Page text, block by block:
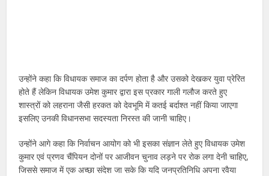
उन्होंने कहा कि विधायक समाज का दर्पण होता है और उसको देखकर युवा प्रेरित
होते हैं लेकिन विधायक उमेश कुमार द्वारा इस प्रकार गाली गलौज करते हुए
शास्त्रों को लहराना जैसी हरकत को देवभूमि में कतई बर्दाश्त नहीं किया जाएगा
इसलिए उनकी विधानसभा सदस्यता निरस्त की जानी चाहिए।
उन्होंने आगे कहा कि निर्वाचन आयोग को भी इसका संज्ञान लेते हुए विधायक उमेश
कुमार एवं प्रणव चैंपियन दोनों पर आजीवन चुनाव लड़ने पर रोक लगा देनी चाहिए,
जिससे समाज में एक अच्छा संदेश जा सके कि यदि जनप्रतिनिधि अपना रवैया